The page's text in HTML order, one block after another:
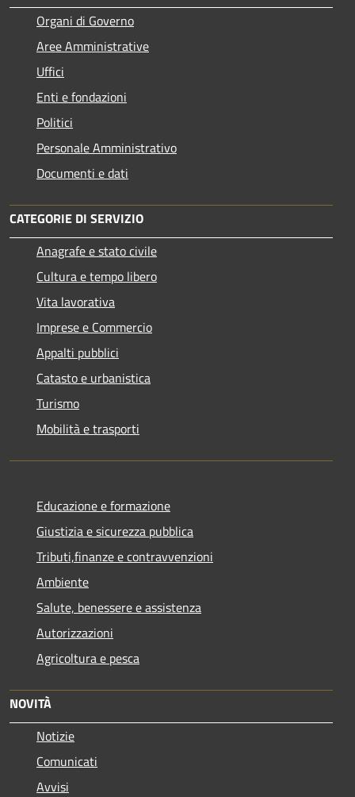
Organi di Governo
Aree Amministrative
Uffici
Enti e fondazioni
Politici
Personale Amministrativo
Documenti e dati
CATEGORIE DI SERVIZIO
Anagrafe e stato civile
Cultura e tempo libero
Vita lavorativa
Imprese e Commercio
Appalti pubblici
Catasto e urbanistica
Turismo
Mobilità e trasporti
Educazione e formazione
Giustizia e sicurezza pubblica
Tributi,finanze e contravvenzioni
Ambiente
Salute, benessere e assistenza
Autorizzazioni
Agricoltura e pesca
NOVITÀ
Notizie
Comunicati
Avvisi